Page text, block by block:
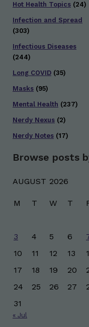
Hot Health Topics (24)
Infection and Spread
(303)
Infectious Diseases
(244)
Long COVID (35)
Masks (95)
Mental Health (237)
Nerdy Nexus (2)
Nerdy Notes (17)
Browse posts
AUGUST 2026
M T W T
3
4 5 6
10
11 12 13
17
18 19 20
24
25 26 27
31
« Jul